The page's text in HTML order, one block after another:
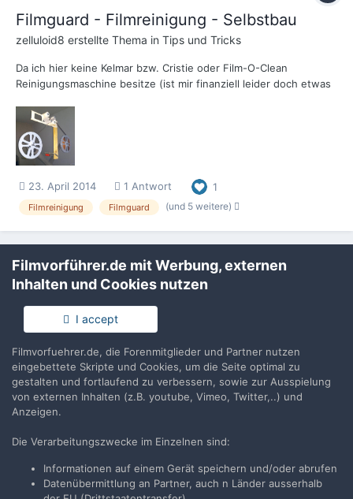
Filmguard - Filmreinigung - Selbstbau
zelluloid8 erstellte Thema in Tips und Tricks
Da ich hier keine Kelmar bzw. Cristie oder Film-O-Clean
Reinigungsmaschine besitze (ist mir finanziell leider doch etwas
eigene Reinigungsvorrichtung zu bauen. Hatte hier notdürftig
nur ein paar Plastikreste (woher auch immer) verw...
23. April 2014 1 Antwort 1
Filmreinigung Filmguard (und 5 weitere)
Filmvorführer.de via Google durchsuchen:
Sprache
Impressum / Datenschutzerklärung
Nutzungsbedingungen
Filmvorführer.de mit Werbung, externen
Inhalten und Cookies nutzen
I accept
Filmvorfuehrer.de, die Forenmitglieder und Partner nutzen
eingebettete Skripte und Cookies, um die Seite optimal zu
gestalten und fortlaufend zu verbessern, sowie zur Ausspielung
von externen Inhalten (z.B. youtube, Vimeo, Twitter,..) und
Anzeigen.
Die Verarbeitungszwecke im Einzelnen sind:
Informationen auf einem Gerät speichern und/oder abrufen
Datenübermittlung an Partner, auch n Länder ausserhalb